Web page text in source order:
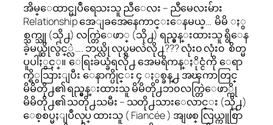
အိမ္ေထာင္မျပဳရေသးသူ ညီေလး – ညီမေလးမ်ား
Relationship အေျခအေနေကာင္းေနမယ္… မိမိ ႏွ
စ္သက္သူ (သို႕) လက္တြဲေဖာ္ (သို႕) ရည္မွန္းထားသူ ရွိေန
ခဲ့မယ္ဆိုလွ်င္္လဲ …. ဘယ္လို လုပ္ရမလဲလို႕??? လုံး၀ လုံး၀ စိတ္မ
ပူပါႏွင့္။ ေရြးခ်ယ္ခံရလို႕ အေမရိကန္ႏိုင္ငံကို ေရာ
က္ရိွသြားျပီး ေနာက္ပိုင္း ၄ ႏွစ္ခန္႕ အၾကာတြင္
မိမိတို႕၏ ရည္မွန္းထားသူ မိမိတို႕ဘ၀လက္တြဲေဖာ္ကို
မိမိတို႕၏ သတို႕သမီး – သတို႕သားေလာင္း (သို႕)
ေစ့စပ္မႈျပဳလုပ္ ထားသူ ( Fiancée ) အျဖစ္ လြယ္ကူစြာ